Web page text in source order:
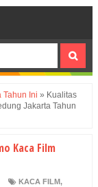
Tahun Ini » Kualitas
Jakarta Tahun
Kaca Film
KACA FILM,